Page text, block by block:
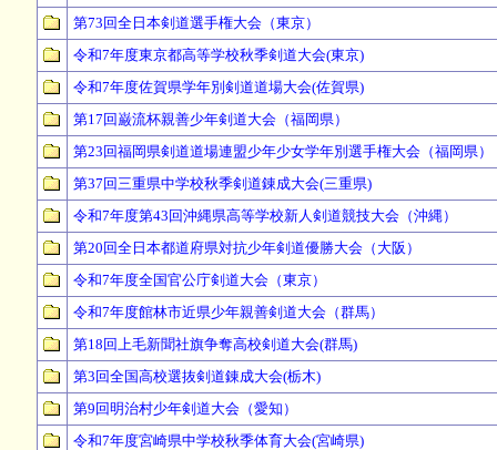
第73回全日本剣道選手権大会（東京）
令和7年度東京都高等学校秋季剣道大会(東京)
令和7年度佐賀県学年別剣道道場大会(佐賀県)
第17回巌流杯親善少年剣道大会（福岡県）
第23回福岡県剣道道場連盟少年少女学年別選手権大会（福岡県）
第37回三重県中学校秋季剣道錬成大会(三重県)
令和7年度第43回沖縄県高等学校新人剣道競技大会（沖縄）
第20回全日本都道府県対抗少年剣道優勝大会（大阪）
令和7年度全国官公庁剣道大会（東京）
令和7年度館林市近県少年親善剣道大会（群馬）
第18回上毛新聞社旗争奪高校剣道大会(群馬)
第3回全国高校選抜剣道錬成大会(栃木)
第9回明治村少年剣道大会（愛知）
令和7年度宮崎県中学校秋季体育大会(宮崎県)